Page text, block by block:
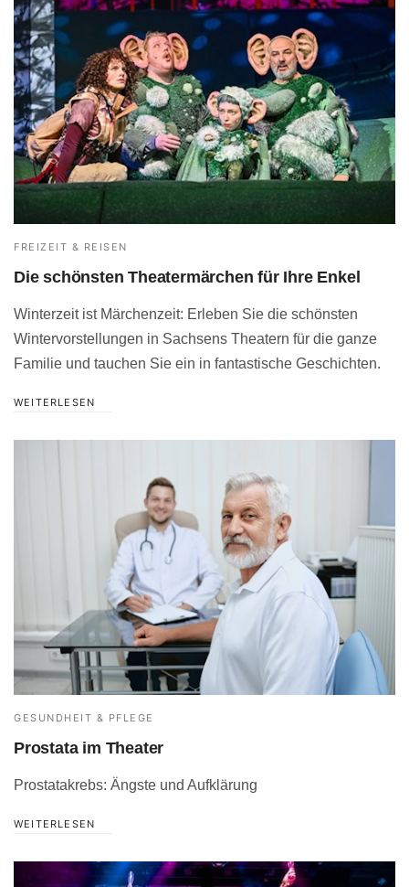
FREIZEIT & REISEN
Die schönsten Theatermärchen für Ihre Enkel
Winterzeit ist Märchenzeit: Erleben Sie die schönsten
Wintervorstellungen in Sachsens Theatern für die ganze
Familie und tauchen Sie ein in fantastische Geschichten.
WEITERLESEN
GESUNDHEIT & PFLEGE
Prostata im Theater
Prostatakrebs: Ängste und Aufklärung
WEITERLESEN